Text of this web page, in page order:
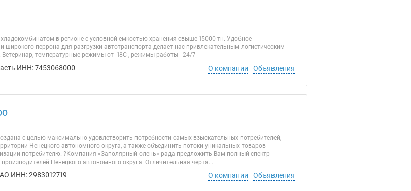
в регионе с условной емкостью хранения свыше 15000 тн. Удобное
широкого перрона для разгрузки автотранспорта делает нас привлекательным логистическим
температурные режимы от -18С , режимы работы - 24/7
ИНН: 7453068000 О компании Объявления
с целью максимально удовлетворить потребности самых взыскательных потребителей,
Ненецкого автономного округа, а также объединить потоки уникальных товаров
потребителю. ?Компания «Заполярный олень» рада предложить Вам полный спектр
Ненецкого автономного округа. Отличительная черта...
ИНН: 2983012719 О компании Объявления